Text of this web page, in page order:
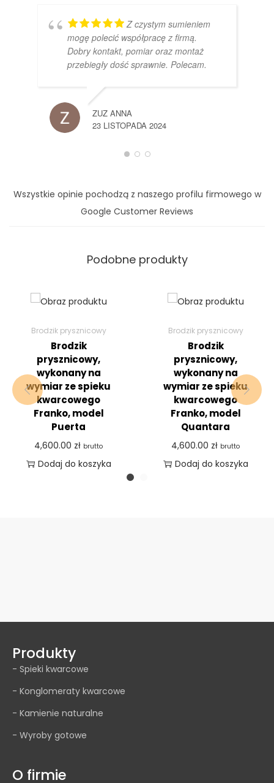
Z czystym sumieniem
mogę polecić współpracę z firmą.
Dobry kontakt, pomiar oraz montaż
przebiegły dość sprawnie. Polecam.
ZUZ ANNA
23 LISTOPADA 2024
Wszystkie opinie pochodzą z naszego profilu firmowego w
Google Customer Reviews
Podobne produkty
Brodzik prysznicowy
Brodzik
prysznicowy,
wykonany na
wymiar ze spieku
kwarcowego
Franko, model
Puerta
4,600.00 zł brutto
Dodaj do koszyka
Brodzik prysznicowy
Brodzik
prysznicowy,
wykonany na
wymiar ze spieku
kwarcowego
Franko, model
Quantara
4,600.00 zł brutto
Dodaj do koszyka
Produkty
- Spieki kwarcowe
- Konglomeraty kwarcowe
- Kamienie naturalne
- Wyroby gotowe
O firmie